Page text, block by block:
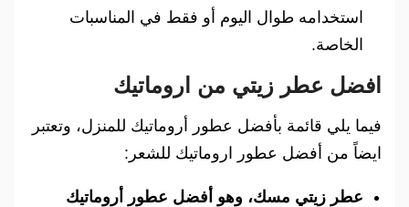
استخدامه طوال اليوم أو فقط في المناسبات
الخاصة.
افضل عطر زيتي من اروماتيك
فيما يلي قائمة بأفضل عطور أروماتيك للمنزل، وتعتبر
ايضاً من أفضل عطور اروماتيك للشعر:
عطر زيتي مسك، وهو أفضل عطور أروماتيك